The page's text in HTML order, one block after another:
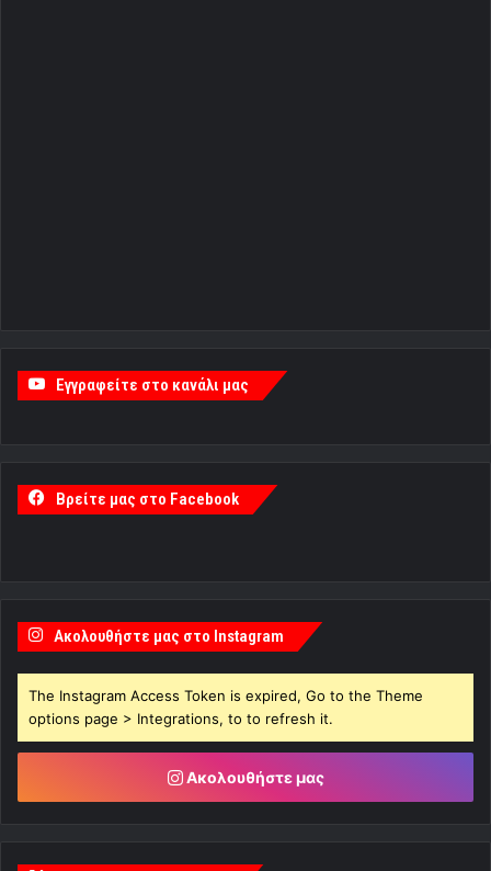
Εγγραφείτε στο κανάλι μας
Βρείτε μας στο Facebook
Ακολουθήστε μας στο Instagram
The Instagram Access Token is expired, Go to the Theme
options page > Integrations, to to refresh it.
Ακολουθήστε μας